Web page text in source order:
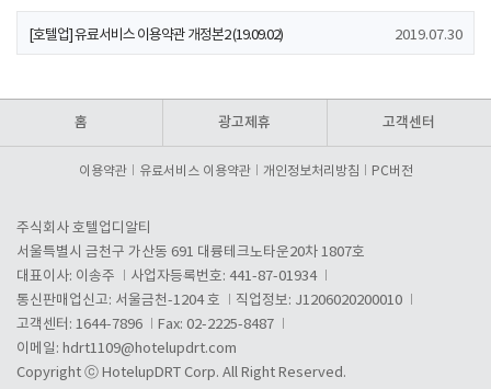
[호텔업] 유료서비스 이용약관 개정본2 (19.09.02) 2019.07.30
홈 광고제휴 고객센터
이용약관 유료서비스 이용약관 개인정보처리방침 PC버전
주식회사 호텔업디알티
서울특별시 금천구 가산동 691 대륭테크노타운20차 1807호
대표이사: 이송주
사업자등록번호: 441-87-01934
통신판매업신고: 서울금천-1204 호
직업정보: J1206020200010
고객센터: 1644-7896
Fax: 02-2225-8487
이메일: hdrt1109@hotelupdrt.com
Copyright ⓒ HotelupDRT Corp. All Right Reserved.